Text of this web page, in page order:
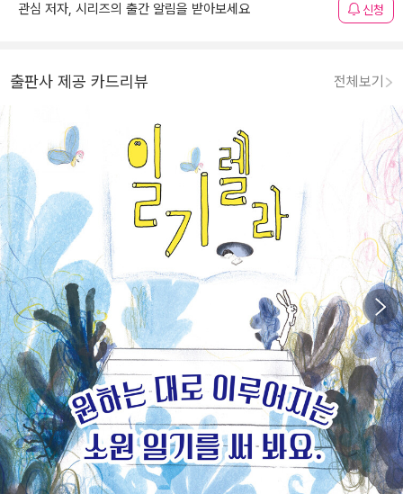
관심 저자, 시리즈의 출간 알림을 받아보세요 신청
출판사 제공 카드리뷰 전체보기